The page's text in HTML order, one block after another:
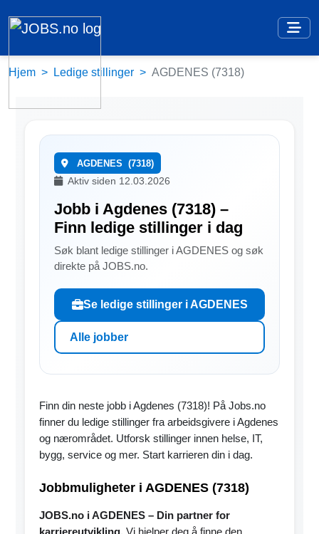
Hjem Ledige stillinger AGDENES (7318)
AGDENES (7318)
Aktiv siden 12.03.2026
Jobb i Agdenes (7318) –
Finn ledige stillinger i dag
Søk blant ledige stillinger i AGDENES og søk
direkte på JOBS.no.
Se ledige stillinger i AGDENES
Alle jobber
Finn din neste jobb i Agdenes (7318)! På Jobs.no
finner du ledige stillinger fra arbeidsgivere i Agdenes
og nærområdet. Utforsk stillinger innen helse, IT,
bygg, service og mer. Start karrieren din i dag.
Jobbmuligheter i AGDENES (7318)
JOBS.no i AGDENES – Din partner for